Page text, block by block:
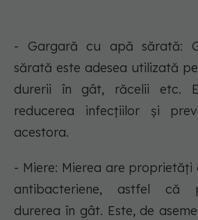
- Gargară cu apă sărată:
sărată este adesea utilizată
durerii în gât, răcelii etc.
reducerea infecțiilor și
acestora.
- Miere: Mierea are proprietăți
antibacteriene, astfel că
durerea în gât. Este, de